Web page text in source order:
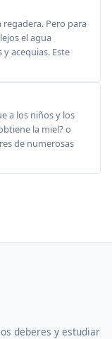
Pero para
el agua
acequias. Este
a los niños y los
la miel? o
de numerosas
deberes y estudiar